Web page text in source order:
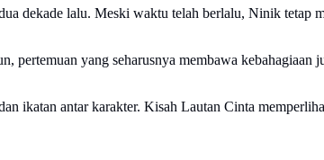
dekade lalu. Meski waktu telah berlalu, Ninik tetap
yang seharusnya membawa kebahagiaan
ikatan antar karakter. Kisah Lautan Cinta